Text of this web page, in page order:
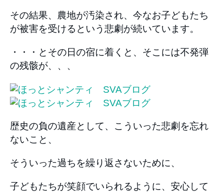
その結果、農地が汚染され、今なお子どもたち
が被害を受けるという悲劇が続いています。
・・・とその日の宿に着くと、そこには不発弾
の残骸が、、、
歴史の負の遺産として、こういった悲劇を忘れ
ないこと、
そういった過ちを繰り返さないために、
子どもたちが笑顔でいられるように、安心して